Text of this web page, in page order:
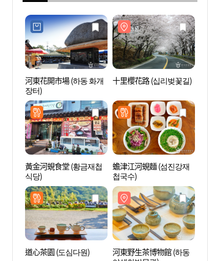
河東花開市場 (하동 화개
장터)
十里櫻花路 (십리벚꽃길)
黃金河蜆食堂 (황금재첩
식당)
蟾津江河蜆麵 (섬진강재
첩국수)
道心茶園 (도심다원)
河東野生茶博物館 (하동